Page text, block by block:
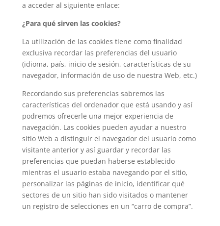
a acceder al siguiente enlace:
¿Para qué sirven las cookies?
La utilización de las cookies tiene como finalidad
exclusiva recordar las preferencias del usuario
(idioma, país, inicio de sesión, características de su
navegador, información de uso de nuestra Web, etc.)
Recordando sus preferencias sabremos las
características del ordenador que está usando y así
podremos ofrecerle una mejor experiencia de
navegación. Las cookies pueden ayudar a nuestro
sitio Web a distinguir el navegador del usuario como
visitante anterior y así guardar y recordar las
preferencias que puedan haberse establecido
mientras el usuario estaba navegando por el sitio,
personalizar las páginas de inicio, identificar qué
sectores de un sitio han sido visitados o mantener
un registro de selecciones en un “carro de compra”.